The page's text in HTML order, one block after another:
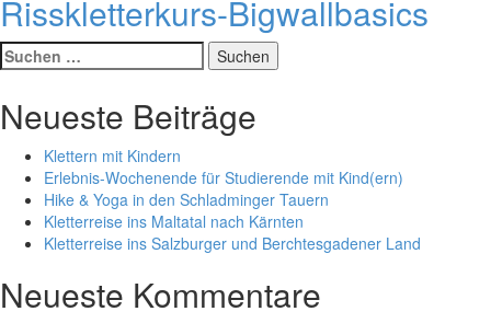
Risskletterkurs-Bigwallbasics
Suche
nach:
Neueste Beiträge
Klettern mit Kindern
Erlebnis-Wochenende für Studierende mit Kind(ern)
Hike & Yoga in den Schladminger Tauern
Kletterreise ins Maltatal nach Kärnten
Kletterreise ins Salzburger und Berchtesgadener Land
Neueste Kommentare